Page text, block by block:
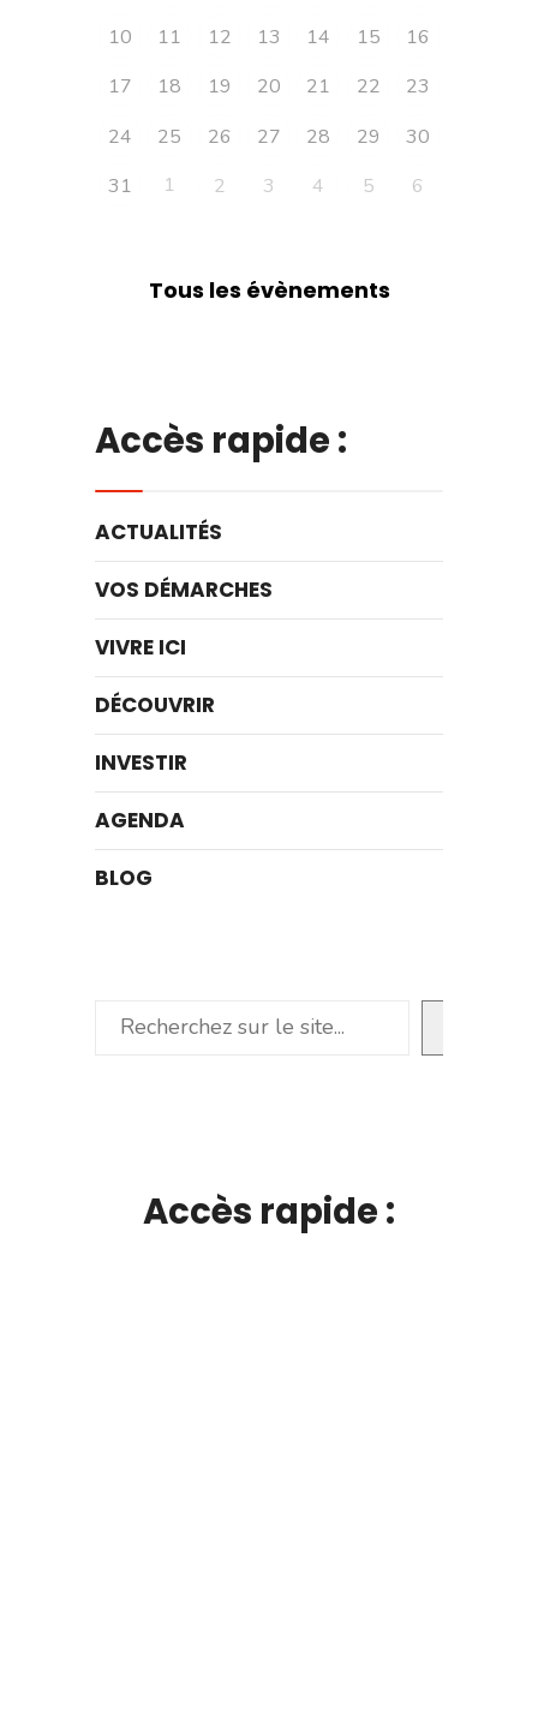
10
11 12 13 14 15
16
17
18 19 20 21 22
23
24
25 26 27 28 29
30
31
1 2 3 4 5 6
Tous les évènements
Accès rapide :
ACTUALITÉS
VOS DÉMARCHES
VIVRE ICI
DÉCOUVRIR
INVESTIR
AGENDA
BLOG
Rechercher
Accès rapide :